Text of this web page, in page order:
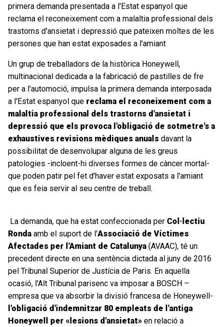
primera demanda presentada a l'Estat espanyol que
reclama el reconeixement com a malaltia professional dels
trastorns d'ansietat i depressió que pateixen moltes de les
persones que han estat exposades a l'amiant
Un grup de treballadors de la històrica Honeywell,
multinacional dedicada a la fabricació de pastilles de fre
per a l'automoció, impulsa la primera demanda interposada
a l'Estat espanyol que reclama el reconeixement com a
malaltia professional dels trastorns d'ansietat i
depressió que els provoca l'obligació de sotmetre's a
exhaustives revisions mèdiques anuals davant la
possibilitat de desenvolupar alguna de les greus
patologies -incloent-hi diverses formes de càncer mortal-
que poden patir pel fet d'haver estat exposats a l'amiant
que es feia servir al seu centre de treball.
La demanda, que ha estat confeccionada per Col·lectiu
Ronda amb el suport de l'Associació de Víctimes
Afectades per l'Amiant de Catalunya (AVAAC), té un
precedent directe en una sentència dictada al juny de 2016
pel Tribunal Superior de Justícia de Paris. En aquella
ocasió, l'Alt Tribunal parisenc va imposar a BOSCH –
empresa que va absorbir la divisió francesa de Honeywell-
l'obligació d'indemnitzar 80 empleats de l'antiga
Honeywell per «lesions d'ansietat» en relació a